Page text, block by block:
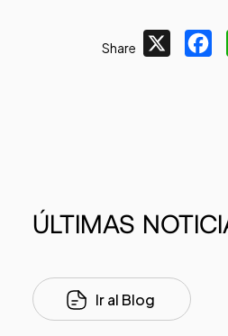
Share
ÚLTIMAS
Ir al Blog